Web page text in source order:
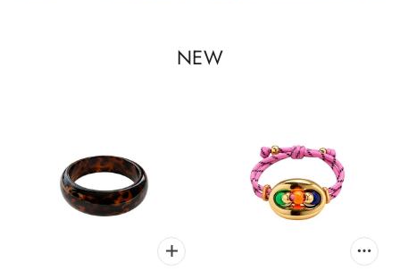
NEW